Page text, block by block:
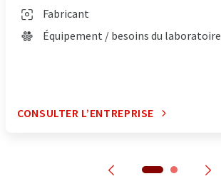
Fabricant
Équipement / besoins du laboratoire
CONSULTER L’ENTREPRISE